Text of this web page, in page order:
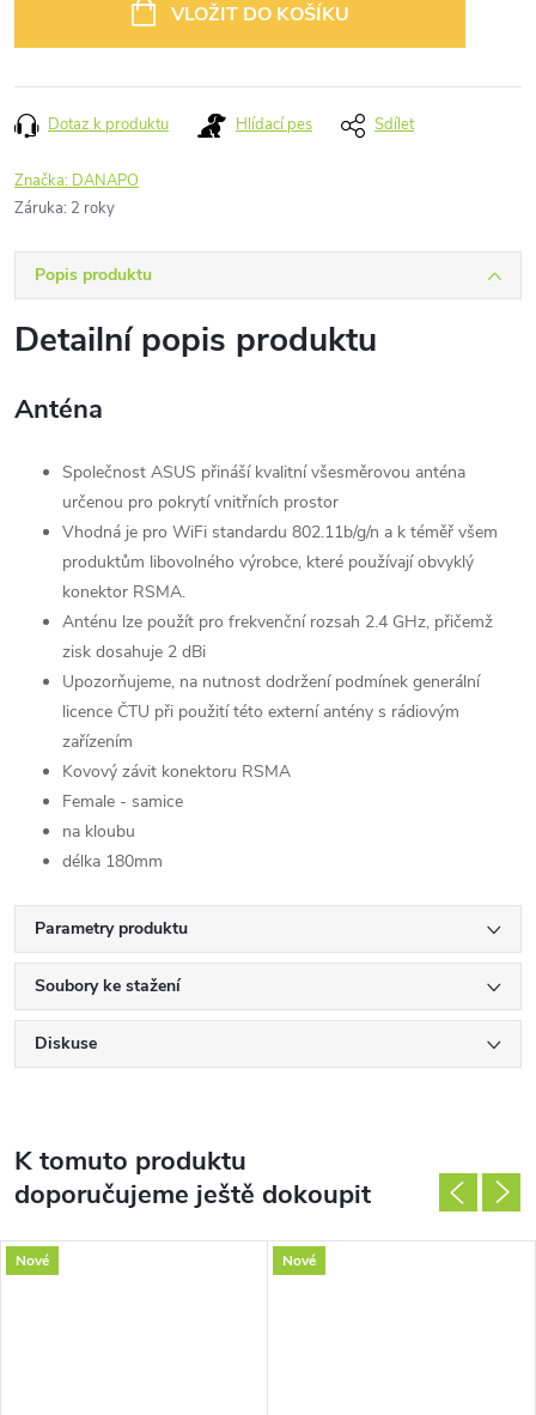
VLOŽIT DO KOŠÍKU
Dotaz k produktu Hlídací pes Sdílet
Značka: DANAPO
Záruka: 2 roky
Popis produktu
Detailní popis produktu
Anténa
Společnost ASUS přináší kvalitní všesměrovou anténa
určenou pro pokrytí vnitřních prostor
Vhodná je pro WiFi standardu 802.11b/g/n a k téměř všem
produktům libovolného výrobce, které používají obvyklý
konektor RSMA.
Anténu lze použít pro frekvenční rozsah 2.4 GHz, přičemž
zisk dosahuje 2 dBi
Upozorňujeme, na nutnost dodržení podmínek generální
licence ČTU při použití této externí antény s rádiovým
zařízením
Kovový závit konektoru RSMA
Female - samice
na kloubu
délka 180mm
Parametry produktu
Soubory ke stažení
Diskuse
K tomuto produktu
doporučujeme ještě dokoupit
Nové Nové